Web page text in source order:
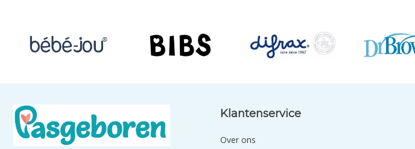
Klantenservice
Over ons